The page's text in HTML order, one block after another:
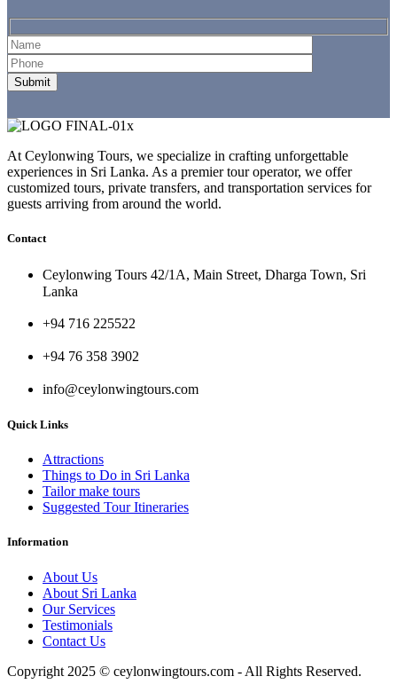
At Ceylonwing Tours, we specialize in crafting unforgettable
experiences in Sri Lanka. As a premier tour operator, we offer
customized tours, private transfers, and transportation services for
guests arriving from around the world.
Contact
Ceylonwing Tours 42/1A, Main Street, Dharga Town, Sri
Lanka
+94 716 225522
+94 76 358 3902
info@ceylonwingtours.com
Quick Links
Attractions
Things to Do in Sri Lanka
Tailor make tours
Suggested Tour Itineraries
Information
About Us
About Sri Lanka
Our Services
Testimonials
Contact Us
Copyright 2025 © ceylonwingtours.com - All Rights Reserved.